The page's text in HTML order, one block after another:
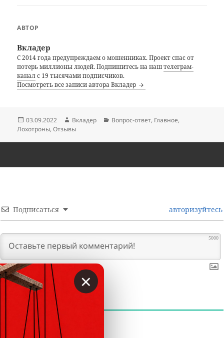
АВТОР
Вкладер
С 2014 года предупреждаем о мошенниках. Проект спас от
потерь миллионы людей. Подпишитесь на наштелеграм-
каналс 19 тысячами подписчиков.
Посмотреть все записи автора Вкладер
Опубликовано
03.09.2022 Автор
Вкладер Рубрики
Вопрос-ответ, Главное,
Лохотроны,Отзывы
Подписаться авторизуйтесь
5000
КОММЕНТАРИИ
×